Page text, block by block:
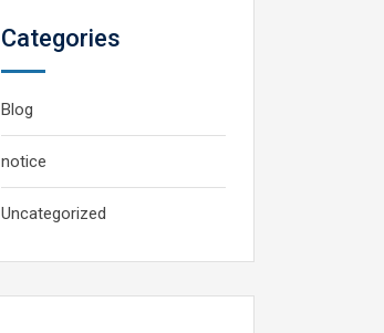
Categories
Blog
notice
Uncategorized